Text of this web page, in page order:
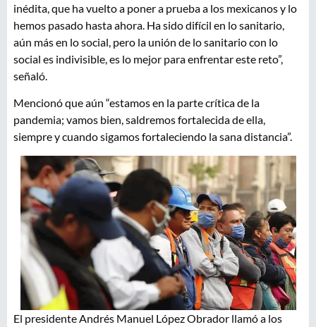
inédita, que ha vuelto a poner a prueba a los mexicanos y lo
hemos pasado hasta ahora. Ha sido difícil en lo sanitario,
aún más en lo social, pero la unión de lo sanitario con lo
social es indivisible, es lo mejor para enfrentar este reto”,
señaló.
Mencionó que aún “estamos en la parte crítica de la
pandemia; vamos bien, saldremos fortalecida de ella,
siempre y cuando sigamos fortaleciendo la sana distancia”.
El presidente Andrés Manuel López Obrador llamó a los